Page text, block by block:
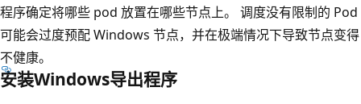
程序确定将哪些 pod 放置在哪些节点上。 调度没有限制的 Pod
可能会过度预配 Windows 节点，并在极端情况下导致节点变得
不健康。
安装Windows导出程序